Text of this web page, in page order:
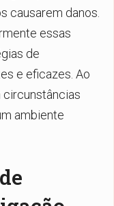
causarem danos.
essas
de
e eficazes. Ao
ambiente